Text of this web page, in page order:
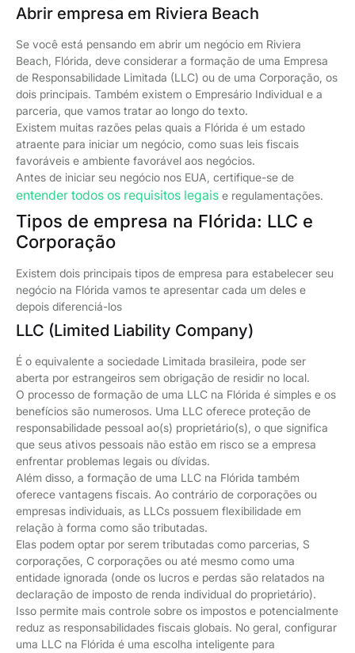
Abrir empresa em Riviera Beach
Se você está pensando em abrir um negócio em Riviera
Beach, Flórida, deve considerar a formação de uma Empresa
de Responsabilidade Limitada (LLC) ou de uma Corporação, os
dois principais. Também existem o Empresário Individual e a
parceria, que vamos tratar ao longo do texto.
Existem muitas razões pelas quais a Flórida é um estado
atraente para iniciar um negócio, como suas leis fiscais
favoráveis e ambiente favorável aos negócios.
Antes de iniciar seu negócio nos EUA, certifique-se de
entender todos os requisitos legais e regulamentações.
Tipos de empresa na Flórida: LLC e
Corporação
Existem dois principais tipos de empresa para estabelecer seu
negócio na Flórida vamos te apresentar cada um deles e
depois diferenciá-los
LLC (Limited Liability Company)
É o equivalente a sociedade Limitada brasileira, pode ser
aberta por estrangeiros sem obrigação de residir no local.
O processo de formação de uma LLC na Flórida é simples e os
benefícios são numerosos. Uma LLC oferece proteção de
responsabilidade pessoal ao(s) proprietário(s), o que significa
que seus ativos pessoais não estão em risco se a empresa
enfrentar problemas legais ou dívidas.
Além disso, a formação de uma LLC na Flórida também
oferece vantagens fiscais. Ao contrário de corporações ou
empresas individuais, as LLCs possuem flexibilidade em
relação à forma como são tributadas.
Elas podem optar por serem tributadas como parcerias, S
corporações, C corporações ou até mesmo como uma
entidade ignorada (onde os lucros e perdas são relatados na
declaração de imposto de renda individual do proprietário).
Isso permite mais controle sobre os impostos e potencialmente
reduz as responsabilidades fiscais globais. No geral, configurar
uma LLC na Flórida é uma escolha inteligente para